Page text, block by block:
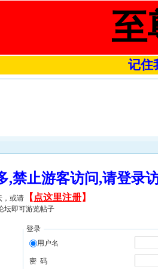
至
记住
,禁止游客访问,请登
，或请 【 点这里注册】
坛即可游览帖子
登录
用户名
密 码